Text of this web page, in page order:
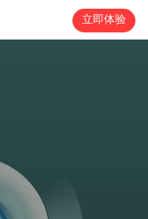
立即体验